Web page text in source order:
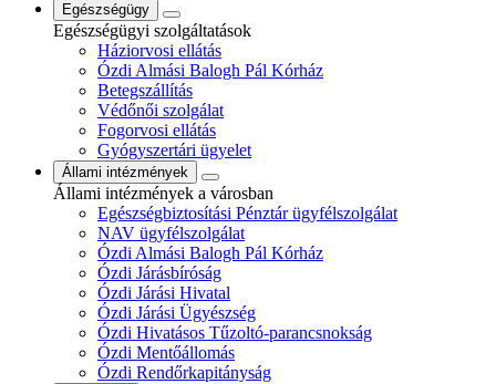
Egészségügy
Egészségügyi szolgáltatások
Háziorvosi ellátás
Ózdi Almási Balogh Pál Kórház
Betegszállítás
Védőnői szolgálat
Fogorvosi ellátás
Gyógyszertári ügyelet
Állami intézmények
Állami intézmények a városban
Egészségbiztosítási Pénztár ügyfélszolgálat
NAV ügyfélszolgálat
Ózdi Almási Balogh Pál Kórház
Ózdi Járásbíróság
Ózdi Járási Hivatal
Ózdi Járási Ügyészség
Ózdi Hivatásos Tűzoltó-parancsnokság
Ózdi Mentőállomás
Ózdi Rendőrkapitányság